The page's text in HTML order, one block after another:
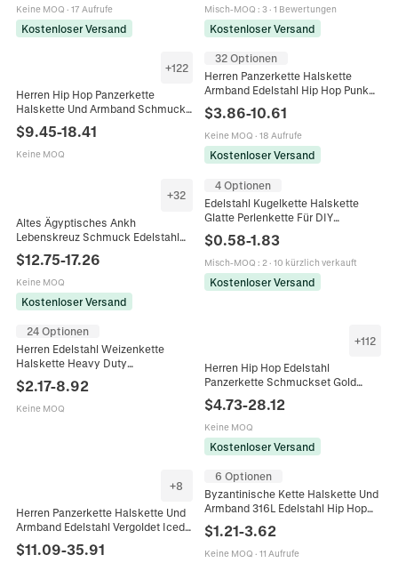
Keine MOQ · 17 Aufrufe
Kostenloser Versand
Misch-MOQ : 3· 1 Bewertungen
Kostenloser Versand
+122
Herren Hip Hop Panzerkette
Halskette Und Armband Schmuck
Edelstahl Polierter Punk Stil
Accessoires Für Männer
$9.45-18.41
Keine MOQ
32 Optionen
Herren Panzerkette Halskette
Armband Edelstahl Hip Hop Punk
Schmuck Gold Silber Farben Mit
Kastenverschluss
$3.86-10.61
Keine MOQ · 18 Aufrufe
Kostenloser Versand
+32
Altes Ägyptisches Ankh
Lebenskreuz Schmuck Edelstahl
Hip Hop Stil Vintage Herren
Accessoire
$12.75-17.26
Keine MOQ
Kostenloser Versand
4 Optionen
Edelstahl Kugelkette Halskette
Glatte Perlenkette Für DIY
Schmuckherstellung Herren
Damen Industrieller Stil Silberton
Schmuck
$0.58-1.83
Misch-MOQ : 2· 10 kürzlich verkauft
Kostenloser Versand
24 Optionen
Herren Edelstahl Weizenkette
Halskette Heavy Duty
Glied Elektroplattiert Punk
Schmuck Verschluss
$2.17-8.92
Keine MOQ
+112
Herren Hip Hop Edelstahl
Panzerkette Schmuckset Gold
Silber Plattiert Dicke Halskette Und
Armband Mode Streetwear
Schmuck
$4.73-28.12
Keine MOQ
Kostenloser Versand
+8
Herren Panzerkette Halskette Und
Armband Edelstahl Vergoldet Iced
Out Strass Verschluss Hip Hop
Schmuck
$11.09-35.91
6 Optionen
Byzantinische Kette Halskette Und
Armband 316L Edelstahl Hip Hop
Punk Streetwear Herrenschmuck
$1.21-3.62
Keine MOQ · 11 Aufrufe